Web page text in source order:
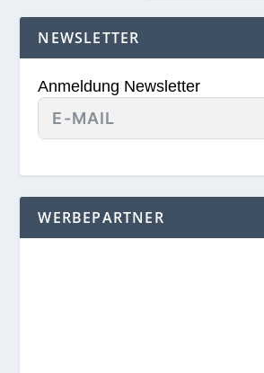
NEWSLETTER
Anmeldung Newsletter
WERBEPARTNER